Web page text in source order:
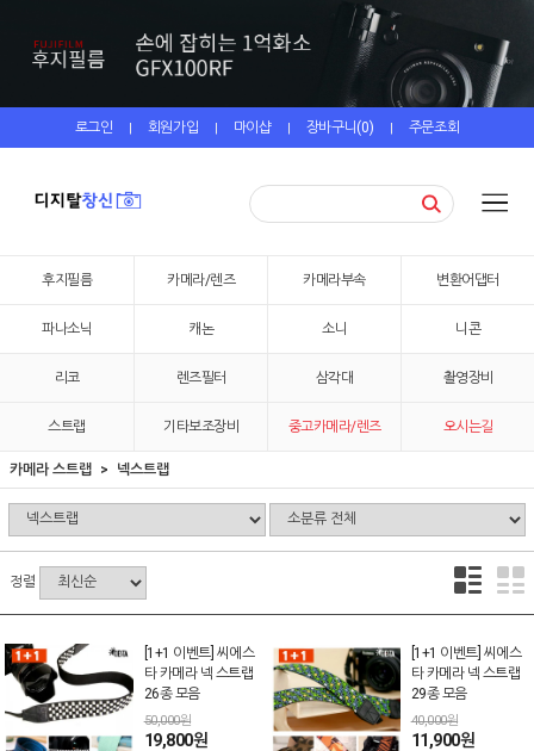
로그인 | 회원가입 | 마이샵 | 장바구니(0) | 주문조회
후지필름 카메라/렌즈 카메라부속 변환어댑터
파나소닉 캐논 소니 니콘
리코 렌즈필터 삼각대 촬영장비
스트랩 기타보조장비 중고카메라/렌즈 오시는길
카메라 스트랩 넥스트랩
정렬
[1+1 이벤트] 씨에스
타 카메라 넥 스트랩
26종 모음
50,000원
19,800원
[1+1 이벤트] 씨에스
타 카메라 넥 스트랩
29종 모음
40,000원
11,900원